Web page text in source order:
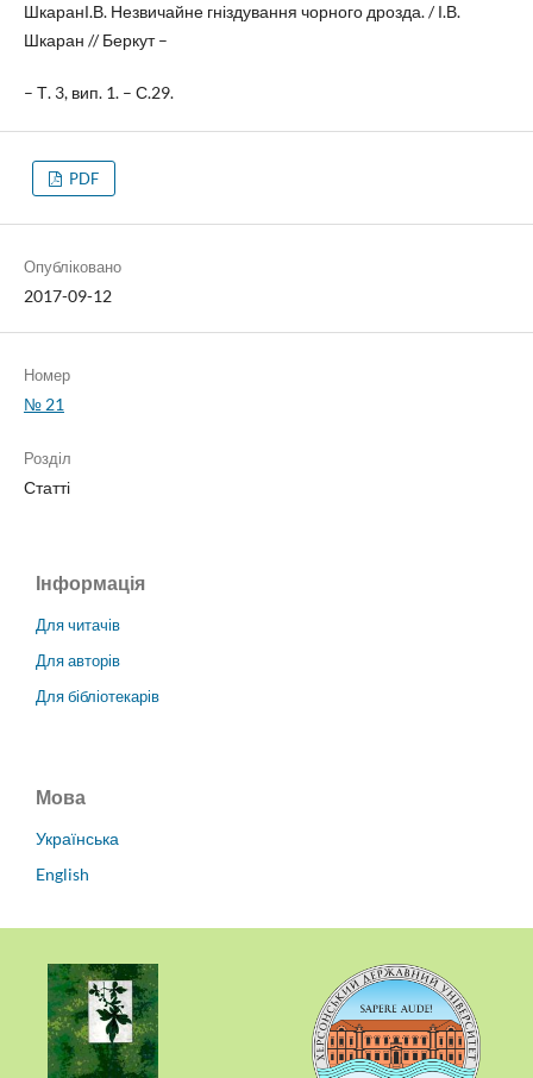
ШкаранІ.В. Незвичайне гніздування чорного дрозда. / І.В.
Шкаран // Беркут –
– Т. 3, вип. 1. – С.29.
PDF
Опубліковано
2017-09-12
Номер
№ 21
Розділ
Статті
Інформація
Для читачів
Для авторів
Для бібліотекарів
Мова
Українська
English